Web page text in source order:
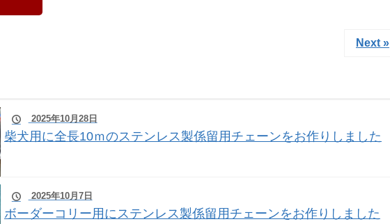
Next »
2025年10月28日
柴犬用に全長10ｍのステンレス製係留用チェーンをお作りしました
2025年10月7日
ボーダーコリー用にステンレス製係留用チェーンをお作りしました